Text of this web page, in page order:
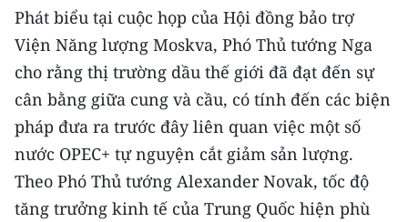
TRI THỨC CHUYÊN SÂU
54 DÂN TỘC VIỆT NAM
CHƯƠNG TRÌNH OCOP - MỖI XÃ
MỘT SẢN PHẨM
RADIO
Phát biểu tại cuộc họp của Hội đồng bảo trợ
Viện Năng lượng Moskva, Phó Thủ tướng Nga
cho rằng thị trường dầu thế giới đã đạt đến sự
cân bằng giữa cung và cầu, có tính đến các biện
pháp đưa ra trước đây liên quan việc một số
nước OPEC+ tự nguyện cắt giảm sản lượng.
Theo Phó Thủ tướng Alexander Novak, tốc độ
tăng trưởng kinh tế của Trung Quốc hiện phù